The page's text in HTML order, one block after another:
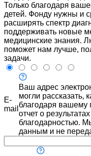
Только благодаря
детей. Фонду нужны и
расширять спектр
поддерживать новые
медицинские знания.
поможет нам лучше,
задачи.
E-
mail
Ваш адрес
могли рассказать,
благодаря
отчет о
благодарностью.
данным и не